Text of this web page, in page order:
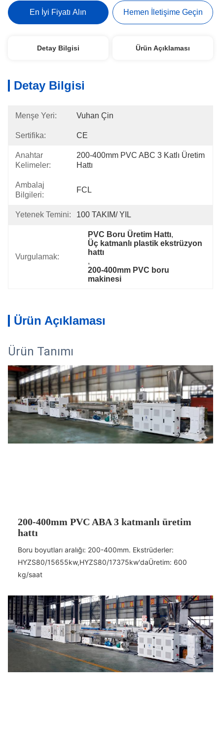
En İyi Fiyatı Alın Hemen İletişime Geçin
Detay Bilgisi Ürün Açıklaması
Detay Bilgisi
Menşe Yeri: Vuhan Çin
Sertifika: CE
Anahtar
Kelimeler:
200-400mm PVC ABC 3 Katlı Üretim
Hattı
Ambalaj
Bilgileri:
FCL
Yetenek Temini: 100 TAKIM/ YIL
Vurgulamak:
PVC Boru Üretim Hattı,
Üç katmanlı plastik ekstrüzyon
hattı
,
200-400mm PVC boru
makinesi
Ürün Açıklaması
Ürün Tanımı
200-400mm PVC ABA 3 katmanlı üretim
hattı
Boru boyutları aralığı: 200-400mm. Ekstrüderler:
HYZS80/15655kw,HYZS80/17375kw'daÜretim: 600
kg/saat